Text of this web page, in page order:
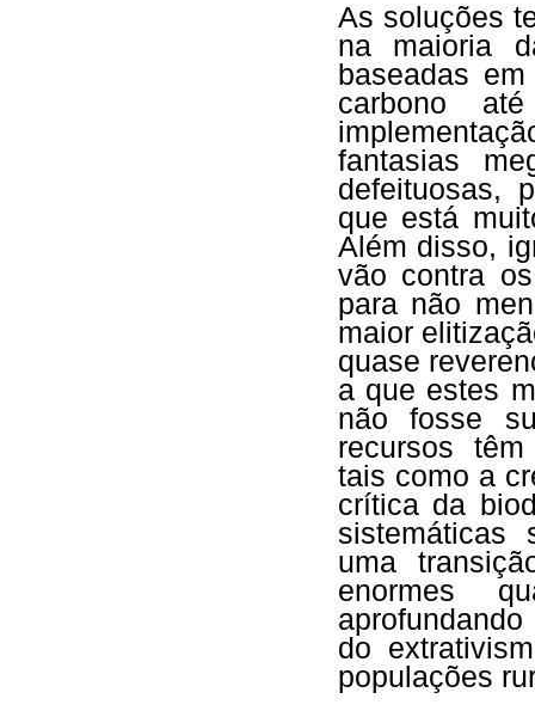
As soluções
na maioria
baseadas
carbono
fantasias
defeituosas,
que está
Além disso,
vão contra
para não
maior
quase
a que estes
não fosse
recursos
tais como a
crítica da
sistemáticas
uma
enormes
do
populações